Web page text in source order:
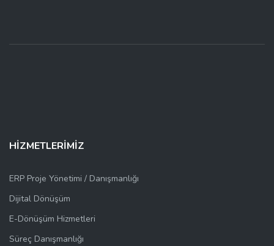
HİZMETLERİMİZ
ERP Proje Yönetimi / Danışmanlığı
Dijital Dönüşüm
E-Dönüşüm Hizmetleri
Süreç Danışmanlığı